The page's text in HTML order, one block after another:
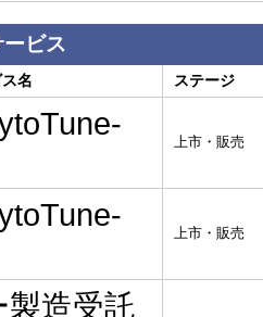
ビス
名 ステージ
上市・販売
上市・販売
造受託